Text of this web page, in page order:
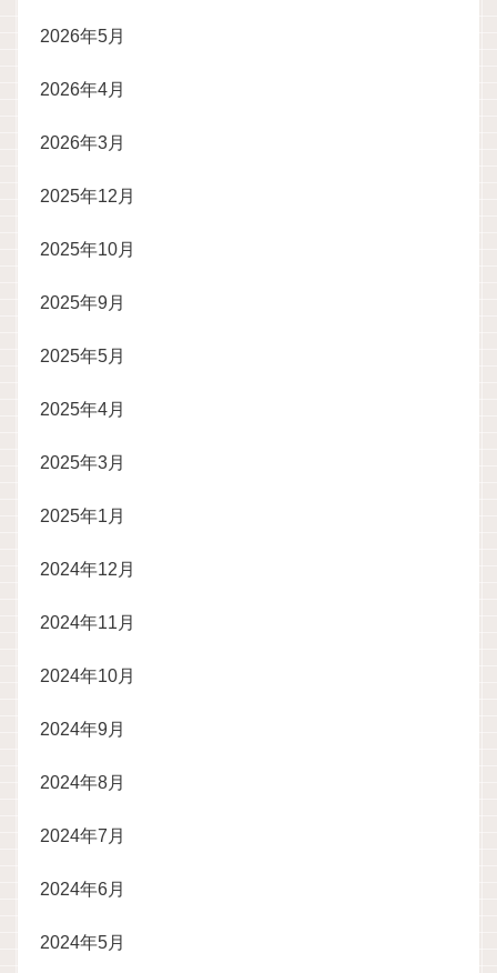
2026年5月
2026年4月
2026年3月
2025年12月
2025年10月
2025年9月
2025年5月
2025年4月
2025年3月
2025年1月
2024年12月
2024年11月
2024年10月
2024年9月
2024年8月
2024年7月
2024年6月
2024年5月